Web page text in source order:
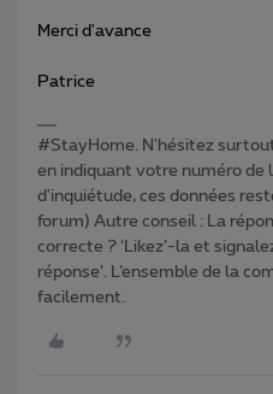
Merci d'avance
Patrice
#StayHome. N'hésitez
en indiquant votre numéro de
d'inquiétude, ces données
forum) Autre conseil : La
correcte ? ‘Likez’-la et
réponse’. L’ensemble de la
facilement.